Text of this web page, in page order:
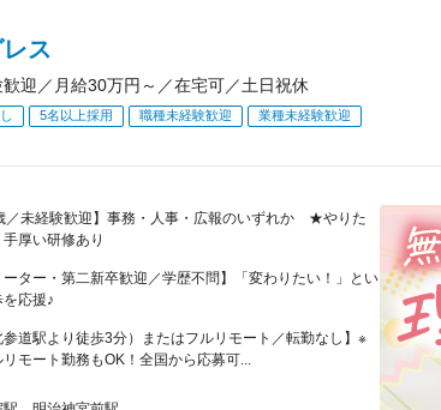
ス
迎／月給30万円～／在宅可／土日祝休
5名以上採用 職種未経験歓迎 業種未経験歓迎
／未経験歓迎】事務・人事・広報のいずれか ★やりた
厚い研修あり
ーター・第二新卒歓迎／学歴不問】「変わりたい！」とい
応援♪
参道駅より徒歩3分）またはフルリモート／転勤なし】※
モート勤務もOK！全国から応募可...